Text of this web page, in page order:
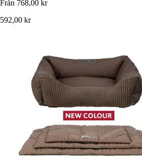
Från 768,00 kr
592,00 kr